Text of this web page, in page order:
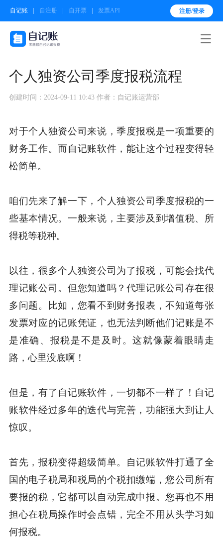
自记账 自注册 自开票 发票API 注册/登录

个人独资公司季度报税流程
创建时间：2024-09-11 10:43 作者：自记账运营部
对于个人独资公司来说，季度报税是一项重要的
财务工作。而自记账软件，能让这个过程变得轻
松简单。
咱们先来了解一下，个人独资公司季度报税的一
些基本情况。一般来说，主要涉及到增值税、所
得税等税种。
以往，很多个人独资公司为了报税，可能会找代
理记账公司。但您知道吗？代理记账公司存在很
多问题。比如，您看不到财务报表，不知道每张
发票对应的记账凭证，也无法判断他们记账是不
是准确、报税是不是及时。这就像蒙着眼睛走
路，心里没底啊！
但是，有了自记账软件，一切都不一样了！自记
账软件经过多年的迭代与完善，功能强大到让人
惊叹。
首先，报税变得超级简单。自记账软件打通了全
国的电子税局和税局的个税扣缴端，您公司所有
要报的税，它都可以自动完成申报。您再也不用
担心在税局操作时会点错，完全不用从头学习如
何报税。